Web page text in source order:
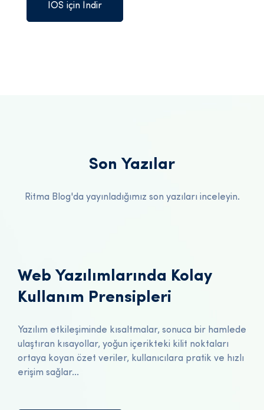
IOS için İndir
Son Yazılar
Ritma Blog'da yayınladığımız son yazıları inceleyin.
Web Yazılımlarında Kolay
Kullanım Prensipleri
Yazılım etkileşiminde kısaltmalar, sonuca bir hamlede
ulaştıran kısayollar, yoğun içerikteki kilit noktaları
ortaya koyan özet veriler, kullanıcılara pratik ve hızlı
erişim sağlar...